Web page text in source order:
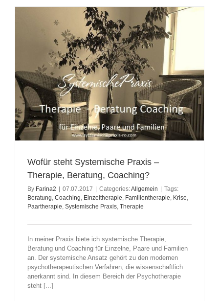
Wofür steht Systemische Praxis –
Therapie, Beratung, Coaching?
By Farina2 07.07.2017 Categories:Allgemein
Tags:
Beratung, Coaching, Einzeltherapie, Familientherapie, Krise,
Paartherapie, Systemische Praxis, Therapie
In meiner Praxis biete ich systemische Therapie,
Beratung und Coaching für Einzelne, Paare und Familien
an. Der systemische Ansatz gehört zu den modernen
psychotherapeutischen Verfahren, die wissenschaftlich
anerkannt sind. In diesem Bereich der Psychotherapie
steht [...]